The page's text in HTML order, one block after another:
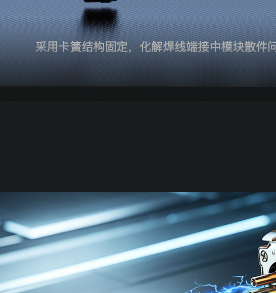
采用卡簧结构固定，化解焊线端接中模块散件